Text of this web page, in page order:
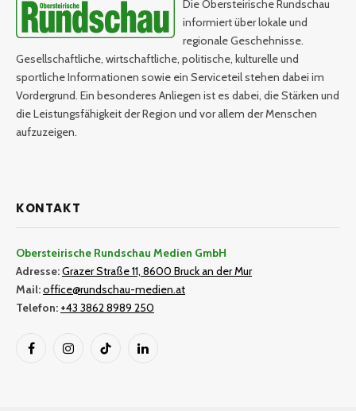
Die Obersteirische Rundschau
informiert über lokale und
regionale Geschehnisse.
Gesellschaftliche, wirtschaftliche, politische, kulturelle und
sportliche Informationen sowie ein Serviceteil stehen dabei im
Vordergrund. Ein besonderes Anliegen ist es dabei, die Stärken und
die Leistungsfähigkeit der Region und vor allem der Menschen
aufzuzeigen.
KONTAKT
Obersteirische Rundschau Medien GmbH
Adresse:Grazer Straße 11, 8600 Bruck an der Mur
Mail:office@rundschau-medien.at
Telefon: +43 3862 8989 250
FacebookInstagramTikTok LinkedIn